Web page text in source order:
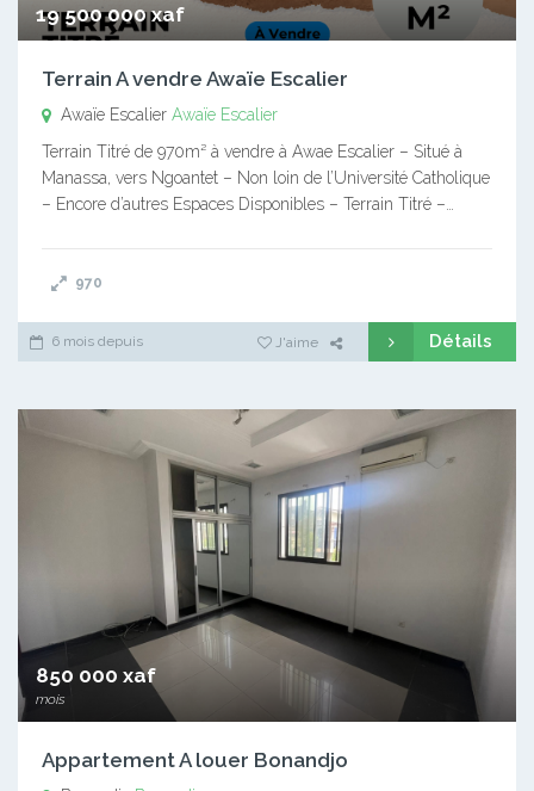
19 500 000 xaf
Terrain A vendre Awaïe Escalier
Awaïe Escalier Awaïe Escalier
Terrain Titré de 970m² à vendre à Awae Escalier – Situé à
Manassa, vers Ngoantet – Non loin de l’Université Catholique
– Encore d’autres Espaces Disponibles – Terrain Titré –…
970
6 mois depuis J'aime Détails
850 000 xaf
mois
Appartement A louer Bonandjo